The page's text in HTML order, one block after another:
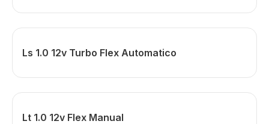
Ls 1.0 12v Turbo Flex Automatico
Lt 1.0 12v Flex Manual